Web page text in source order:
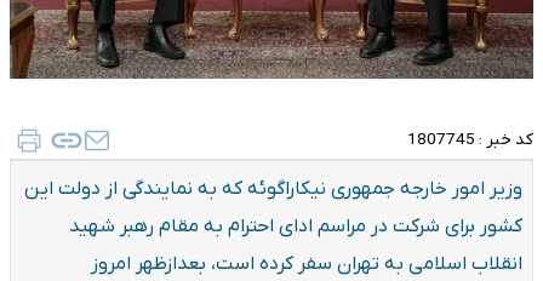
کد خبر : 1807745
​وزیر امور خارجه جمهوری نیکاراگوئه که به نمایندگی از دولت این
کشور برای شرکت در مراسم ادای احترام به مقام رهبر شهید
انقلاب اسلامی به تهران سفر کرده است، بعدازظهر امروز